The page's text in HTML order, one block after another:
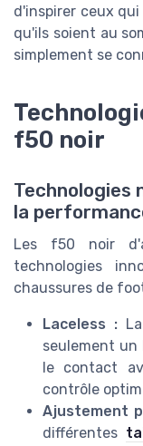
d'inspirer ceux
qu'ils soient au
simplement se
f50 noir
Technologies
la
Les f50 noir
technologies
chaussures de
Laceless :
seulement un
le contact
contrôle
Ajustement
différentes